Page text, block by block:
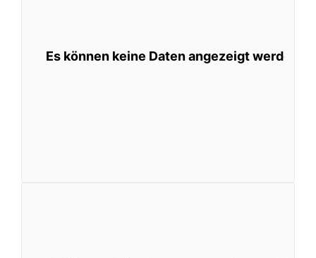
Es können keine Daten angezeigt werden